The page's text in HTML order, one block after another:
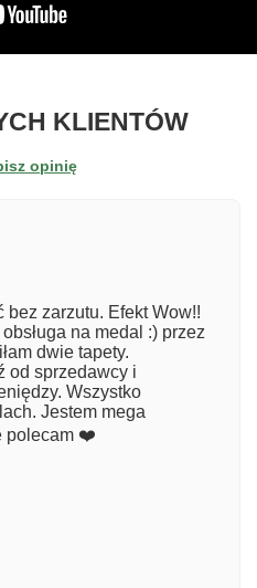
KLIENTÓWO
opinię
bez zarzutu. Efekt Wow!!
na medal :) przez
dwie tapety.
od sprzedawcy i
Wszystko
Jestem mega
polecam ❤️